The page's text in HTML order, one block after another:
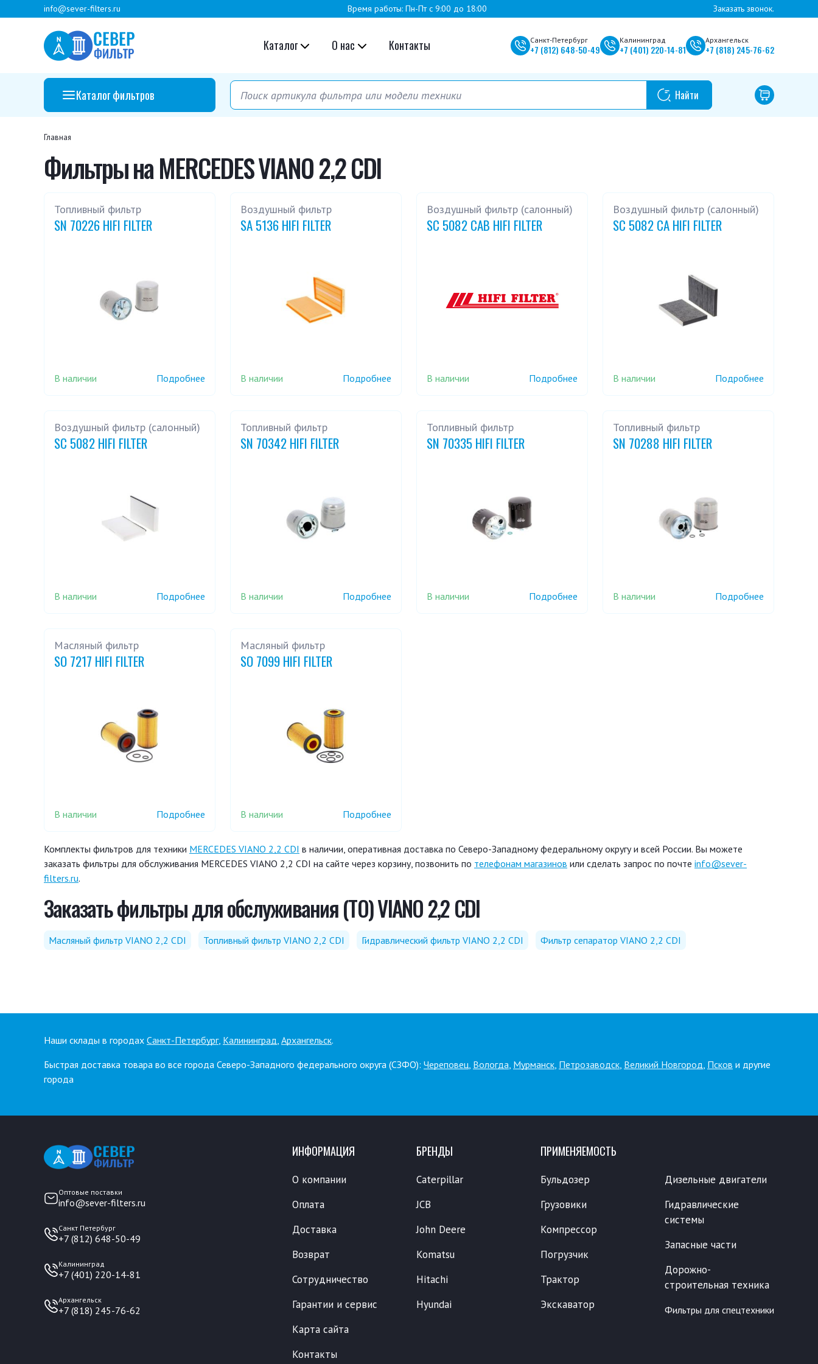
info@sever-filters.ru Время работы: Пн-Пт с 9:00 до 18:00 Заказать звонок.
Каталог О нас Контакты Санкт-Петербург
+7 (812) 648-50-49
Калининград
+7 (401) 220-14-81
Архангельск
+7 (818) 245-76-62
Каталог фильтров
Главная
Фильтры на MERCEDES VIANO 2,2 CDI
Топливный фильтр
SN 70226 HIFI FILTER
В наличии Подробнее
Воздушный фильтр
SA 5136 HIFI FILTER
В наличии Подробнее
Воздушный фильтр (салонный)
SC 5082 CAB HIFI FILTER
В наличии Подробнее
Воздушный фильтр (салонный)
SC 5082 CA HIFI FILTER
В наличии Подробнее
Воздушный фильтр (салонный)
SC 5082 HIFI FILTER
В наличии Подробнее
Топливный фильтр
SN 70342 HIFI FILTER
В наличии Подробнее
Топливный фильтр
SN 70335 HIFI FILTER
В наличии Подробнее
Топливный фильтр
SN 70288 HIFI FILTER
В наличии Подробнее
Масляный фильтр
SO 7217 HIFI FILTER
В наличии Подробнее
Масляный фильтр
SO 7099 HIFI FILTER
В наличии Подробнее
Комплекты фильтров для техники MERCEDES VIANO 2,2 CDI в наличии, оперативная доставка по Северо-Западному федеральному округу и всей России. Вы можете
заказать фильтры для обслуживания MERCEDES VIANO 2,2 CDI на сайте через корзину, позвонить по телефонам магазинов или сделать запрос по почте info@sever-
filters.ru.
Заказать фильтры для обслуживания (ТО) VIANO 2,2 CDI
Масляный фильтр VIANO 2,2 CDI Топливный фильтр VIANO 2,2 CDI Гидравлический фильтр VIANO 2,2 CDI Фильтр сепаратор VIANO 2,2 CDI
Наши склады в городах Санкт-Петербург, Калининград, Архангельск.
Быстрая доставка товара во все города Северо-Западного федерального округа (СЗФО): Череповец, Вологда, Мурманск, Петрозаводск, Великий Новгород, Псков и другие
города
Оптовые поставки
info@sever-filters.ru
Санкт Петербург
+7 (812) 648-50-49
Калининград
+7 (401) 220-14-81
Архангельск
+7 (818) 245-76-62
ИНФОРМАЦИЯ
О компании
Оплата
Доставка
Возврат
Сотрудничество
Гарантии и сервис
Карта сайта
Контакты
БРЕНДЫ
Caterpillar
JCB
John Deere
Komatsu
Hitachi
Hyundai
ПРИМЕНЯЕМОСТЬ
Бульдозер
Грузовики
Компрессор
Погрузчик
Трактор
Экскаватор
Дизельные двигатели
Гидравлические
системы
Запасные части
Дорожно-
строительная техника
Фильтры для спецтехники